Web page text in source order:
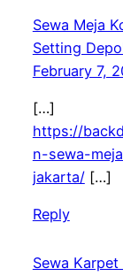
Sewa Meja
Setting
February 7,
[…]
https://
n-sewa-
jakarta/[…]
Reply
Sewa